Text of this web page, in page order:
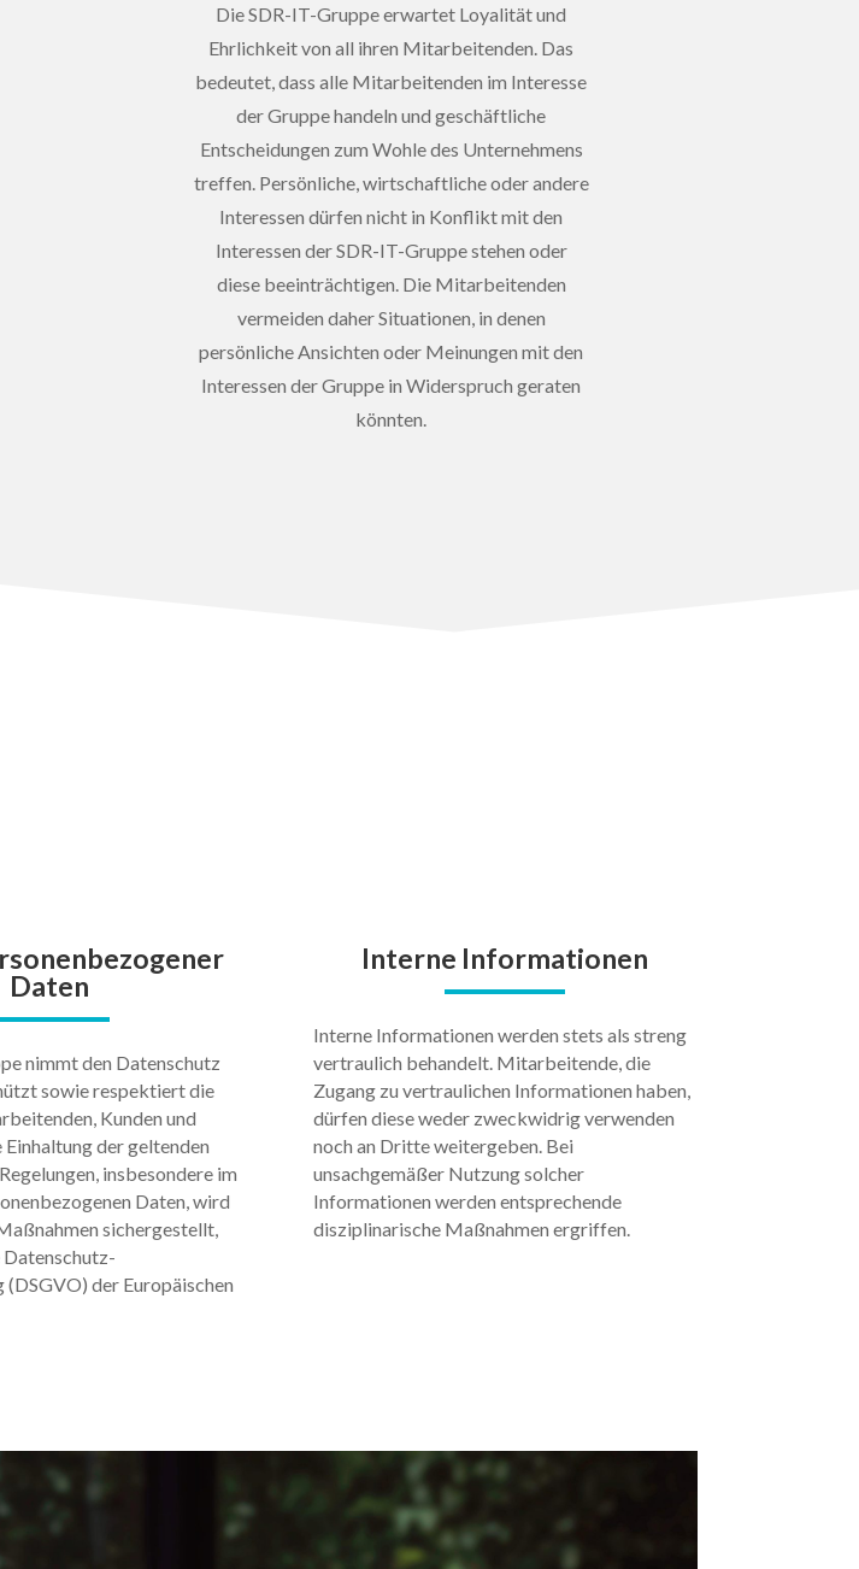
Die SDR-IT-Gruppe erwartet Loyalität und
Ehrlichkeit von all ihren Mitarbeitenden. Das
bedeutet, dass alle Mitarbeitenden im Interesse
der Gruppe handeln und geschäftliche
Entscheidungen zum Wohle des Unternehmens
treffen. Persönliche, wirtschaftliche oder andere
Interessen dürfen nicht in Konflikt mit den
Interessen der SDR-IT-Gruppe stehen oder
diese beeinträchtigen. Die Mitarbeitenden
vermeiden daher Situationen, in denen
persönliche Ansichten oder Meinungen mit den
Interessen der Gruppe in Widerspruch geraten
könnten.
Daten
nimmt den Datenschutz
sowie respektiert die
Kunden und
der geltenden
insbesondere im
Daten, wird
sichergestellt,
Datenschutz-
der Europäischen
Interne Informationen
Interne Informationen werden stets als streng
vertraulich behandelt. Mitarbeitende, die
Zugang zu vertraulichen Informationen haben,
dürfen diese weder zweckwidrig verwenden
noch an Dritte weitergeben. Bei
unsachgemäßer Nutzung solcher
Informationen werden entsprechende
disziplinarische Maßnahmen ergriffen.